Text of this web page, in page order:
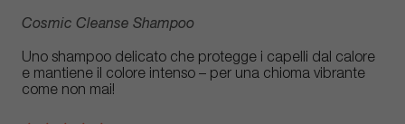
Cosmic Cleanse Shampoo
Uno shampoo delicato che protegge i capelli dal calore
e mantiene il colore intenso – per una chioma vibrante
come non mai!